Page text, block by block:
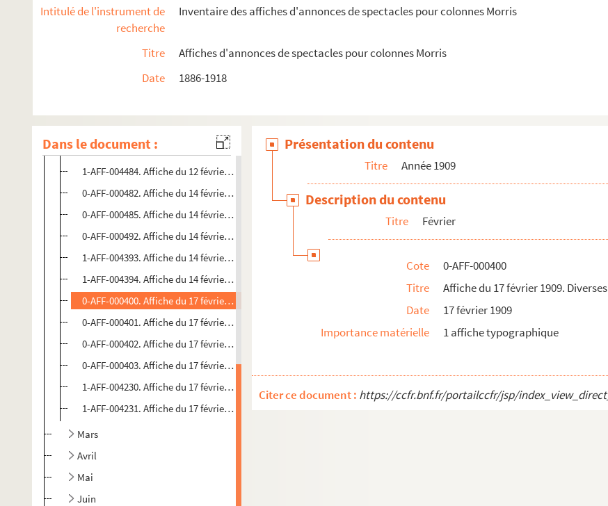
Intitulé de l'instrument de
recherche
Inventaire des affiches d'annonces de spectacles pour colonnes Morris
Titre
Affiches d'annonces de spectacles pour colonnes Morris
Date
1886-1918
Dans le document :
Janvier
0-AFF-000508. Affiche du 12 février 1909. Diverses salles de spectacle
0-AFF-000509. Affiche du 12 février 1909. Diverses salles de spectacle
0-AFF-000511. Affiche du 12 février 1909. Diverses salles de spectacle
1-AFF-004483. Affiche du 12 février 1909. Diverses salles de spectacle
1-AFF-004484. Affiche du 12 février 1909. Diverses salles de spectacle
0-AFF-000482. Affiche du 14 février 1909. Diverses salles de spectacle
0-AFF-000485. Affiche du 14 février 1909. Diverses salles de spectacle
0-AFF-000492. Affiche du 14 février 1909. Diverses salles de spectacle
1-AFF-004393. Affiche du 14 février 1909. Diverses salles de spectacle
1-AFF-004394. Affiche du 14 février 1909. Diverses salles de spectacle
0-AFF-000400. Affiche du 17 février 1909. Diverses salles de spectacle
0-AFF-000401. Affiche du 17 février 1909. Diverses salles de spectacle
0-AFF-000402. Affiche du 17 février 1909. Diverses salles de spectacle
0-AFF-000403. Affiche du 17 février 1909. Diverses salles de spectacle
1-AFF-004230. Affiche du 17 février 1909. Diverses salles de spectacle
1-AFF-004231. Affiche du 17 février 1909. Diverses salles de spectacle
Mars
Avril
Mai
Juin
Présentation du contenu
Titre Année 1909
Description du contenu
Titre Février
Cote
0-AFF-000400
Titre
Affiche du 17 février 1909.
Date
17 février 1909
Importance matérielle
1 affiche typographique
Citer ce document : https://ccfr.bnf.fr/portailccfr/jsp/